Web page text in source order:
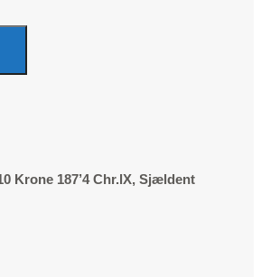
Krone 187’4 Chr.lX, Sjældent